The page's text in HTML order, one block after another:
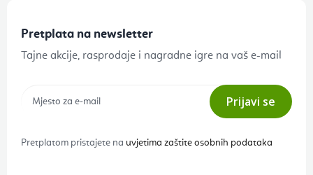
Pretplata na newsletter
Tajne akcije, rasprodaje i nagradne igre na vaš e-mail
Prijavi se
Pretplatom pristajete na uvjetima zaštite osobnih podataka